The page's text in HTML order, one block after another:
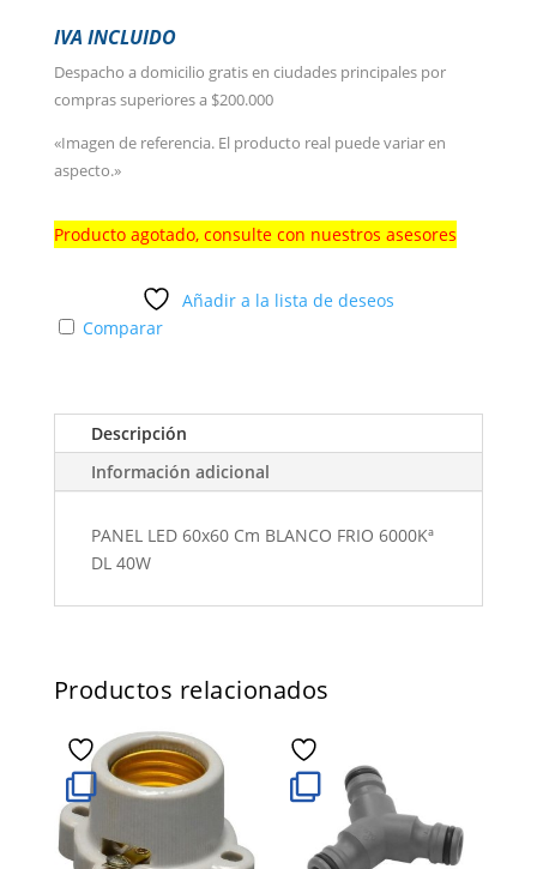
IVA INCLUIDO
Despacho a domicilio gratis en ciudades principales por
compras superiores a $200.000
«Imagen de referencia. El producto real puede variar en
aspecto.»
Producto agotado, consulte con nuestros asesores
Añadir a la lista de deseos
Comparar
Descripción
Información adicional
PANEL LED 60x60 Cm BLANCO FRIO 6000Kª
DL 40W
Productos relacionados